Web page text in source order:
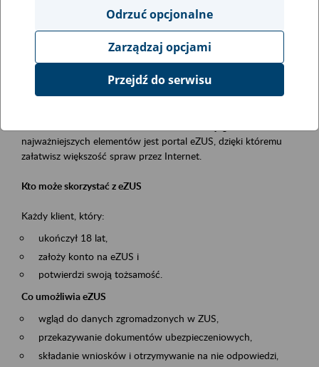
Obszar merytoryczny
obsługa klientów
Opis wydarzenia
Platforma Usług Elektronicznych ZUS eZUS
najważniejszych elementów jest portal eZUS, dzięki któremu
załatwisz większość spraw przez Internet.
Kto może skorzystać z eZUS
Każdy klient, który:
ukończył 18 lat,
założy konto na eZUS i
potwierdzi swoją tożsamość.
Co umożliwia eZUS
wgląd do danych zgromadzonych w ZUS,
przekazywanie dokumentów ubezpieczeniowych,
składanie wniosków i otrzymywanie na nie odpowiedzi,
Odrzuć opcjonalne
Zarządzaj opcjami
Przejdź do serwisu